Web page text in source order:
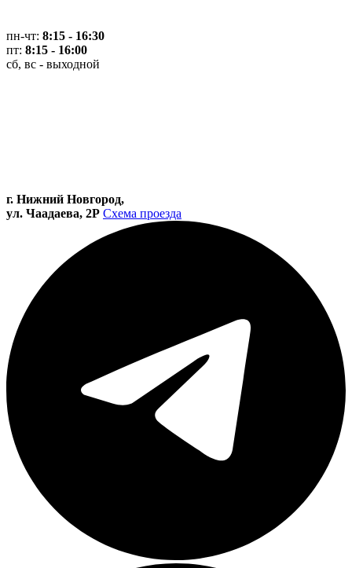
пн-чт: 8:15 - 16:30
пт: 8:15 - 16:00
сб, вс - выходной
г. Нижний Новгород,
ул. Чаадаева, 2Р Схема проезда